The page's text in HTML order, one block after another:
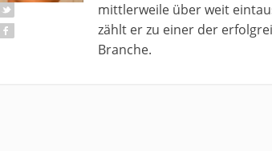
mittlerweile über weit
zählt er zu einer der
Branche.